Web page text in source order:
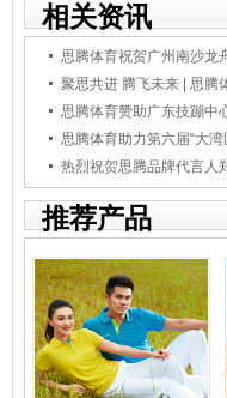
相关资讯
思腾体育祝贺广州南沙龙
思腾体育赞助广东技蹦中
热烈祝贺思腾品牌代言人
推荐产品